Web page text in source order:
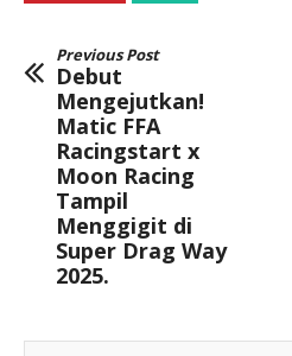
Previous Post
Debut
Mengejutkan!
Matic FFA
Racingstart x
Moon Racing
Tampil
Menggigit di
Super Drag Way
2025.